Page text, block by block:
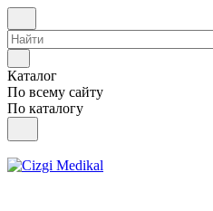
Каталог
По всему сайту
По каталогу